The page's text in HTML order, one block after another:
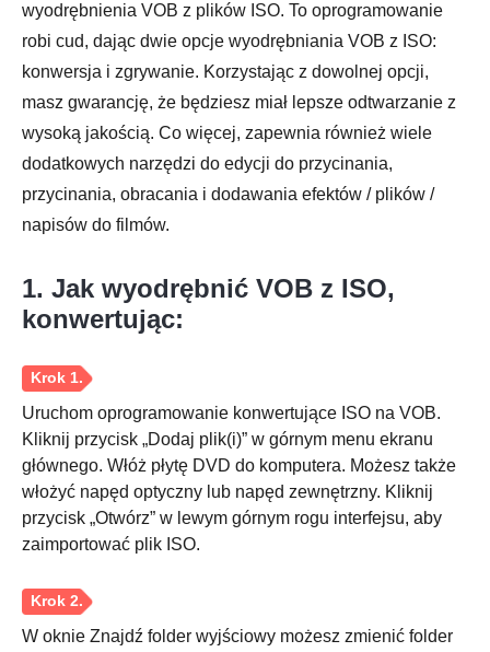
wyodrębnienia VOB z plików ISO. To oprogramowanie
robi cud, dając dwie opcje wyodrębniania VOB z ISO:
konwersja i zgrywanie. Korzystając z dowolnej opcji,
masz gwarancję, że będziesz miał lepsze odtwarzanie z
wysoką jakością. Co więcej, zapewnia również wiele
dodatkowych narzędzi do edycji do przycinania,
przycinania, obracania i dodawania efektów / plików /
napisów do filmów.
1. Jak wyodrębnić VOB z ISO,
konwertując:
Uruchom oprogramowanie konwertujące ISO na VOB.
Kliknij przycisk „Dodaj plik(i)” w górnym menu ekranu
głównego. Włóż płytę DVD do komputera. Możesz także
włożyć napęd optyczny lub napęd zewnętrzny. Kliknij
przycisk „Otwórz” w lewym górnym rogu interfejsu, aby
zaimportować plik ISO.
W oknie Znajdź folder wyjściowy możesz zmienić folder